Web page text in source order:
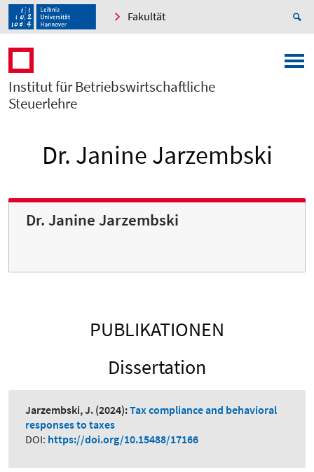
Fakultät
Institut für Betriebswirtschaftliche
Steuerlehre
Dr. Janine Jarzembski
Dr. Janine Jarzembski
PUBLIKATIONEN
Dissertation
Jarzembski, J. (2024):Tax compliance and behavioral
responses to taxes
DOI: https://doi.org/10.15488/17166